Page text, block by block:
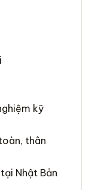
kỹ
thân
Nhật Bản